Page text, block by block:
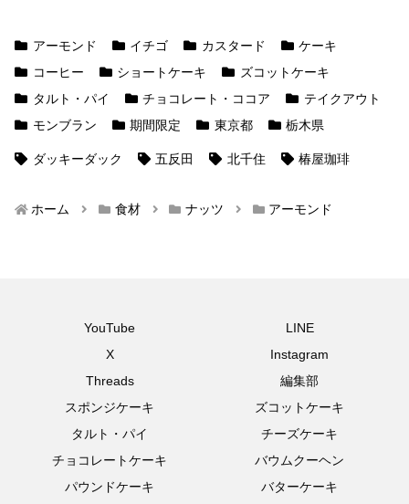
アーモンド イチゴ カスタード
ケーキ
コーヒー
ショートケーキ
ズコットケーキ
タルト・パイ
チョコレート・ココア
テイクアウト
モンブラン
期間限定 東京都 栃木県
ダッキーダック 五反田 北千住 椿屋珈琲
ホーム 食材 ナッツ アーモンド
YouTube
LINE
X
Instagram
Threads
編集部
スポンジケーキ
ズコットケーキ
タルト・パイ
チーズケーキ
チョコレートケーキ
バウムクーヘン
パウンドケーキ
バターケーキ